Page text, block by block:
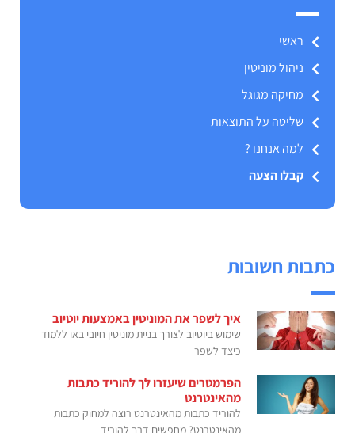
ראשי
ניהול מוניטין
מחיקה מגוגל
שליטה על התוצאות
למה אנחנו ?
קבלו הצעה
כתבות חשובות
איך לשפר את המוניטין באמצעות יוטיוב
שימוש ביוטיוב לצורך בניית מוניטין חיובי באו ללמוד
כיצד לשפר
הפרמטרים שיעזרו לך להוריד כתבות
מהאינטרנט
להוריד כתבות מהאינטרנט רוצה למחוק כתבות
מהאינטרנט? מחפשים דרך להוריד